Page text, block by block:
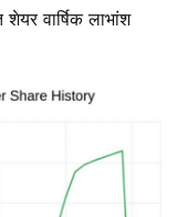
वार्षिक लाभांश